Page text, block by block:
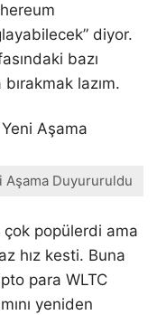
diyor.
bazı
lazım.
Aşama Duyururuldu
popülerdi ama
hız kesti. Buna
para WLTC
yeniden